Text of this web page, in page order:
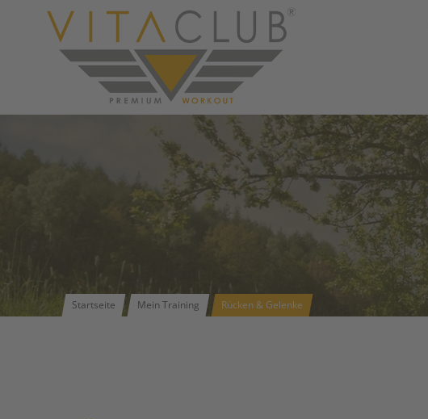
Startseite Mein Training Rücken & Gelenke